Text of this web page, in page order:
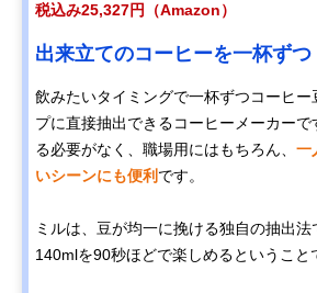
税込み25,327円（Amazon）
出来立てのコーヒーを一杯ずつ
飲みたいタイミングで一杯ずつコーヒー
プに直接抽出できるコーヒーメーカーで
る必要がなく、職場用にはもちろん、 一
いシーンにも便利 です。
ミルは、豆が均一に挽ける独自の抽出法
140mlを90秒ほどで楽しめるということ